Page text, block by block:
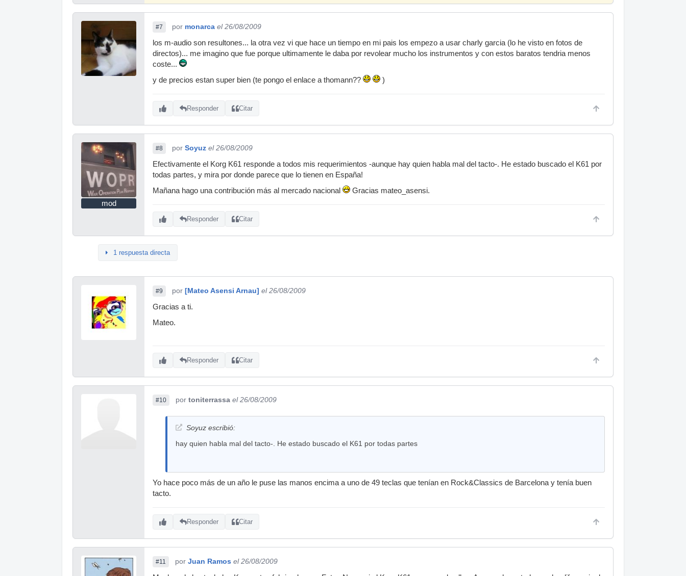
#7 por monarca el 26/08/2009
los m-audio son resultones... la otra vez vi que hace un tiempo en mi pais los empezo a usar charly garcia (lo he visto en fotos de
directos)... me imagino que fue porque ultimamente le daba por revolear mucho los instrumentos y con estos baratos tendria menos
coste...
y de precios estan super bien (te pongo el enlace a thomann??
)
Responder Citar
mod
#8 por Soyuz el 26/08/2009
Efectivamente el Korg K61 responde a todos mis requerimientos -aunque hay quien habla mal del tacto-. He estado buscado el K61 por
todas partes, y mira por donde parece que lo tienen en España!
Mañana hago una contribución más al mercado nacional
Gracias mateo_asensi.
Responder Citar
1 respuesta directa
#9 por [Mateo Asensi Arnau] el 26/08/2009
Gracias a ti.
Mateo.
Responder Citar
#10 por toniterrassa el 26/08/2009
Soyuz escribió:
hay quien habla mal del tacto-. He estado buscado el K61 por todas partes
Yo hace poco más de un año le puse las manos encima a uno de 49 teclas que tenían en Rock&Classics de Barcelona y tenía buen
tacto.
Responder Citar
#11 por Juan Ramos el 26/08/2009